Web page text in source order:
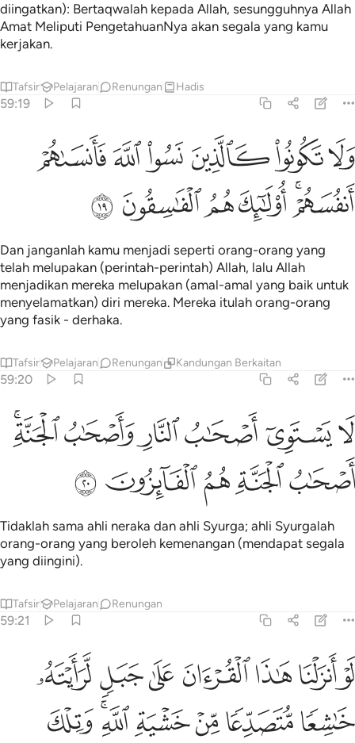
diingatkan): Bertaqwalah kepada Allah, sesungguhnya Allah
Amat Meliputi PengetahuanNya akan segala yang kamu
kerjakan.
Tafsir Pelajaran Renungan Hadis
59:19
ولا تكونوا كالذين نسوا الله فانساهم انفسهم اولايك هم الفاسقون ١٩
وَلَا تَكُونُوا۟ كَٱلَّذِينَ نَسُوا۟ ٱللَّهَ فَأَنسَىٰهُمْ أَنفُسَهُمْ
ﱡﱢﱣﱤﱥﱦ
ﱧﱨﱩﱪﱫ ﱬ
Dan janganlah kamu menjadi seperti orang-orang yang
telah melupakan (perintah-perintah) Allah, lalu Allah
menjadikan mereka melupakan (amal-amal yang baik untuk
menyelamatkan) diri mereka. Mereka itulah orang-orang
yang fasik - derhaka.
Tafsir Pelajaran Renungan Kandungan Berkaitan
59:20
لا يستوي اصحاب النار واصحاب الجنة اصحاب الجنة هم الفايزون ٢٠
لَا يَسْتَوِىٓ أَصْحَـٰبُ ٱلنَّارِ وَأَصْحَـٰبُ ٱلْجَنَّةِ ۚ أَصْحَـٰبُ ٱلْجَنَّةِ هُمُ
ﱭﱮﱯﱰﱱﱲﱳ
ﱴﱵﱶﱷ ﱸ
Tidaklah sama ahli neraka dan ahli Syurga; ahli Syurgalah
orang-orang yang beroleh kemenangan (mendapat segala
yang diingini).
Tafsir Pelajaran Renungan
59:21
لو انزلنا هاذا القران على جبل لرايته خاشعا متصدعا من خشية الله
لَوْ أَنزَلْنَا هَـٰذَا ٱلْقُرْءَانَ عَلَىٰ جَبَلٍۢ لَّرَأَيْتَهُۥ خَـٰشِعًۭا مُّتَصَدِّعًۭا مِّنْ خَشْيَةِ ٱللَّهِ
ﱹﱺﱻﱼﱽﱾﱿ
ﲀﲁﲂﲃﲄﲅﲆ